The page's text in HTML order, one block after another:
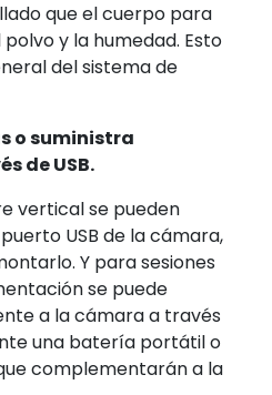
que el cuerpo para
y la humedad. Esto
del sistema de
o suministra
de USB.
vertical se pueden
USB de la cámara,
Y para sesiones
se puede
a la cámara a través
una batería portátil o
complementarán a la